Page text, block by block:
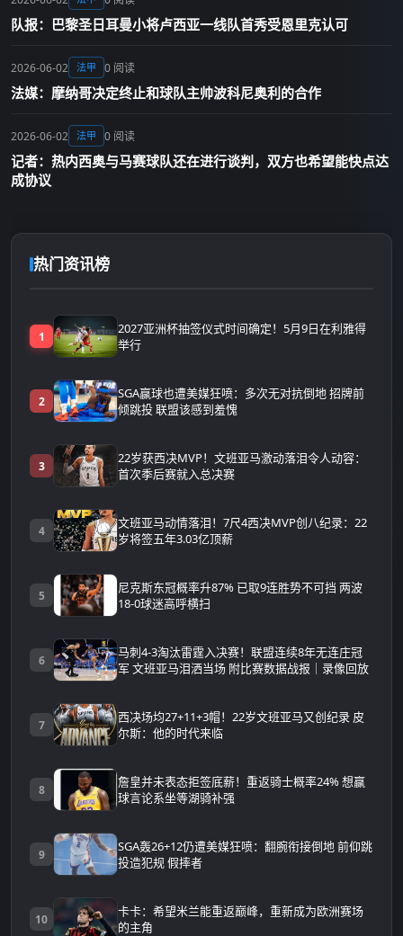
队报：巴黎圣日耳曼小将卢西亚一线队首秀受恩里克认可
2026-06-02 法甲 0 阅读
法媒：摩纳哥决定终止和球队主帅波科尼奥利的合作
2026-06-02 法甲 0 阅读
记者：热内西奥与马赛球队还在进行谈判，双方也希望能快点达
成协议
热门资讯榜
1
2027亚洲杯抽签仪式时间确定！5月9日在利雅得
举行
2
SGA赢球也遭美媒狂喷：多次无对抗倒地 招牌前
倾跳投 联盟该感到羞愧
3
22岁获西决MVP！文班亚马激动落泪令人动容：
首次季后赛就入总决赛
4
文班亚马动情落泪！7尺4西决MVP创八纪录：22
岁将签五年3.03亿顶薪
5
尼克斯东冠概率升87% 已取9连胜势不可挡 两波
18-0球迷高呼横扫
6
马刺4-3淘汰雷霆入决赛！联盟连续8年无连庄冠
军 文班亚马泪洒当场 附比赛数据战报｜录像回放
7
西决场均27+11+3帽！22岁文班亚马又创纪录 皮
尔斯：他的时代来临
8
詹皇并未表态拒签底薪！重返骑士概率24% 想赢
球言论系坐等湖骑补强
9
SGA轰26+12仍遭美媒狂喷：翻腕衔接倒地 前仰跳
投造犯规 假摔者
10
卡卡：希望米兰能重返巅峰，重新成为欧洲赛场
的主角